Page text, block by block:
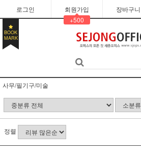
로그인
회원가입
+500
장바구니
BOOK
MARK
사무/필기구/미술
정렬